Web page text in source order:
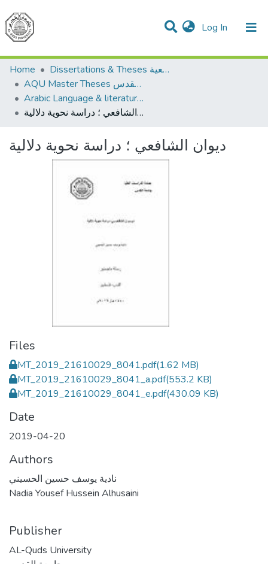
Log In (current)
Communities & Collections
All of DSpace
Home
Dissertations & Theses الرسائل الجامعية
AQU Master Theses الرسائل الجامعية الخاصة بجامعة القدس
Arabic Language & literature اللغة العربية وآدابها
ديوان الشافعي ؛ دراسة نحوية دلالية
ديوان الشافعي ؛ دراسة نحوية دلالية
Files
MT_2019_21610029_8041.pdf(1.62 MB)
MT_2019_21610029_8041_a.pdf(553.2 KB)
MT_2019_21610029_8041_e.pdf(430.09 KB)
Date
2019-04-20
Authors
نادية يوسف حسين الحسيني
Nadia Yousef Hussein Alhusaini
Publisher
AL-Quds University